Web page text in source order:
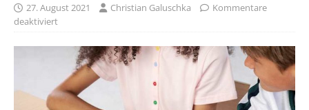
27. August 2021 Christian Galuschka
Kommentare
deaktiviert